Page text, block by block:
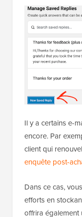
Il y a certains e-
encore. Par
client qui
enquête post-
Dans ce cas,
efforts en
offrira également